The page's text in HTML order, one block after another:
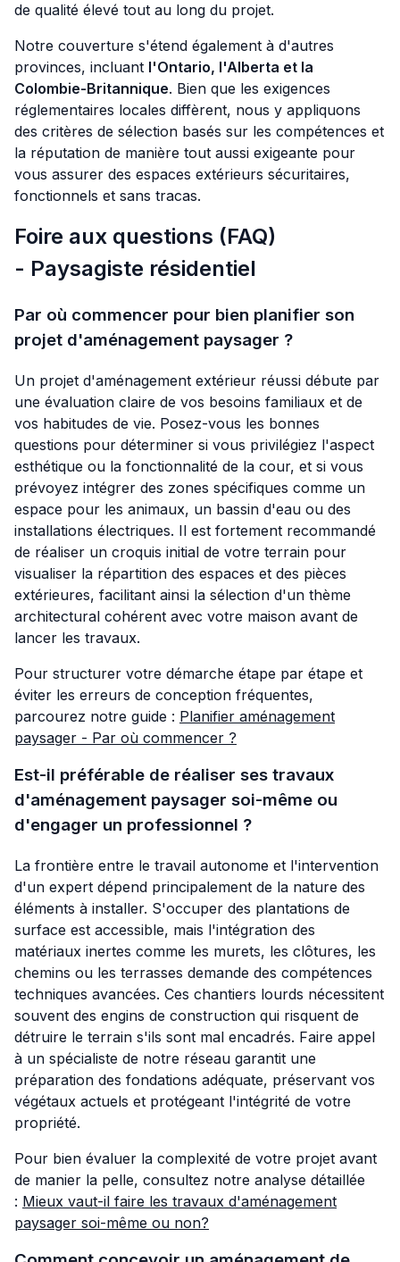
de qualité élevé tout au long du projet.
Notre couverture s'étend également à d'autres
provinces, incluant l'Ontario, l'Alberta et la
Colombie-Britannique. Bien que les exigences
réglementaires locales diffèrent, nous y appliquons
des critères de sélection basés sur les compétences et
la réputation de manière tout aussi exigeante pour
vous assurer des espaces extérieurs sécuritaires,
fonctionnels et sans tracas.
Foire aux questions (FAQ)
- Paysagiste résidentiel
Par où commencer pour bien planifier son
projet d'aménagement paysager ?
Un projet d'aménagement extérieur réussi débute par
une évaluation claire de vos besoins familiaux et de
vos habitudes de vie. Posez-vous les bonnes
questions pour déterminer si vous privilégiez l'aspect
esthétique ou la fonctionnalité de la cour, et si vous
prévoyez intégrer des zones spécifiques comme un
espace pour les animaux, un bassin d'eau ou des
installations électriques. Il est fortement recommandé
de réaliser un croquis initial de votre terrain pour
visualiser la répartition des espaces et des pièces
extérieures, facilitant ainsi la sélection d'un thème
architectural cohérent avec votre maison avant de
lancer les travaux.
Pour structurer votre démarche étape par étape et
éviter les erreurs de conception fréquentes,
parcourez notre guide : Planifier aménagement
paysager - Par où commencer ?
Est-il préférable de réaliser ses travaux
d'aménagement paysager soi-même ou
d'engager un professionnel ?
La frontière entre le travail autonome et l'intervention
d'un expert dépend principalement de la nature des
éléments à installer. S'occuper des plantations de
surface est accessible, mais l'intégration des
matériaux inertes comme les murets, les clôtures, les
chemins ou les terrasses demande des compétences
techniques avancées. Ces chantiers lourds nécessitent
souvent des engins de construction qui risquent de
détruire le terrain s'ils sont mal encadrés. Faire appel
à un spécialiste de notre réseau garantit une
préparation des fondations adéquate, préservant vos
végétaux actuels et protégeant l'intégrité de votre
propriété.
Pour bien évaluer la complexité de votre projet avant
de manier la pelle, consultez notre analyse détaillée
: Mieux vaut-il faire les travaux d'aménagement
paysager soi-même ou non?